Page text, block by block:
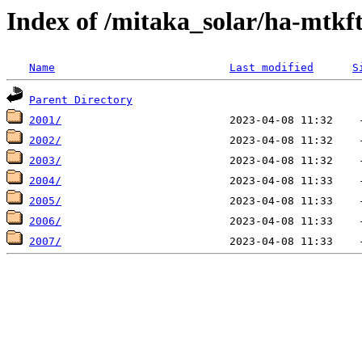
Index of /mitaka_solar/ha-
Name Last modified
Parent Directory
2001/
2002/
2003/
2004/
2005/
2006/
2007/